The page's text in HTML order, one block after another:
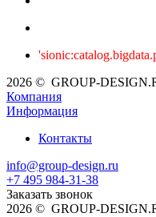
2026 © GROUP-
Компания
Информация
Контакты
info@group-design.ru
+7 495 984-31-38
Заказать звонок
2026 © GROUP-